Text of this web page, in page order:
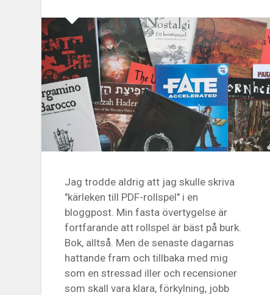
Jag trodde aldrig att jag skulle skriva
"kärleken till PDF-rollspel" i en
bloggpost. Min fasta övertygelse är
fortfarande att rollspel är bäst på burk.
Bok, alltså. Men de senaste dagarnas
hattande fram och tillbaka med mig
som en stressad iller och recensioner
som skall vara klara, förkylning, jobb